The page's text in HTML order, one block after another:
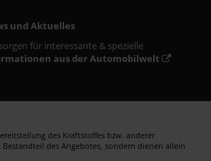
und Aktuelles
für interessante & spezielle
aus der Automobilwelt
des Kraftstoffes bzw. anderer
des Angebotes, sondern dienen allein